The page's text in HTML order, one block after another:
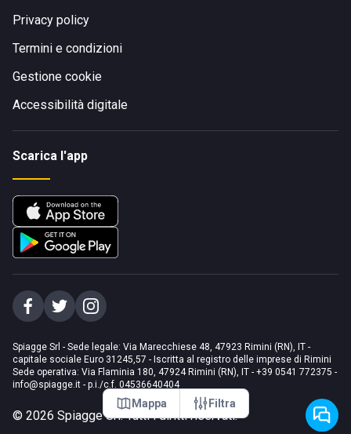
Mappa Filtra
Privacy policy
Termini e condizioni
Gestione cookie
Accessibilità digitale
Scarica l'app
Spiagge Srl - Sede legale: Via Marecchiese 48, 47923 Rimini (RN), IT -
capitale sociale Euro 31245,57 - Iscritta al registro delle imprese di Rimini
Sede operativa: Via Flaminia 180, 47924 Rimini (RN), IT - +39 0541 772375 -
info@spiagge.it - p.i./c.f. 04536640404
© 2026 Spiagge Srl. Tutti i diritti riservati.